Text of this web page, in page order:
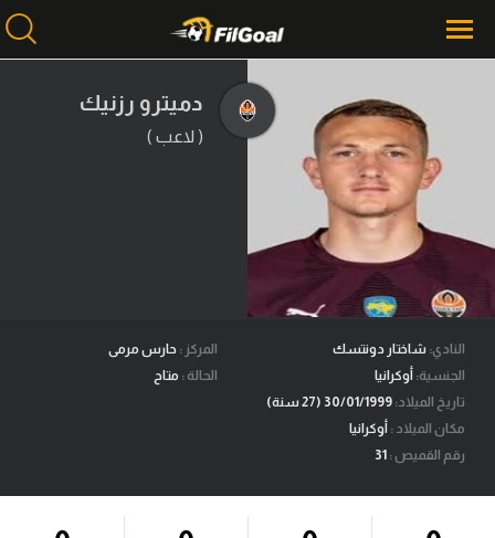
محتوى إخباري
الرئيسية
أخبار
مباريات
ميركاتو
فانتازي في الجول
مسابقة التوقعات
فيديوهات
آراء حرة
دميترو رزنيك
( لاعب )
النادي: شاختار دونتسك
الجنسية: أوكرانيا
تاريخ الميلاد:
مكان الميلاد : أوكرانيا
رقم القميص :
المركز : حارس مرمى
الحالة : متاح